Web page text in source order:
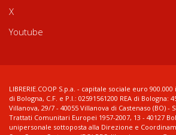
X
Youtube
LIBRERIE.COOP S.p.a. - capitale sociale euro
di Bologna, C.F. e P.I.: 02591561200 REA di Bologna:
Villanova, 29/7 - 40055 Villanova di Castenaso (BO) -
Trattati Comunitari Europei 1957-2007, 13 - 40127
unipersonale sottoposta alla Direzione e